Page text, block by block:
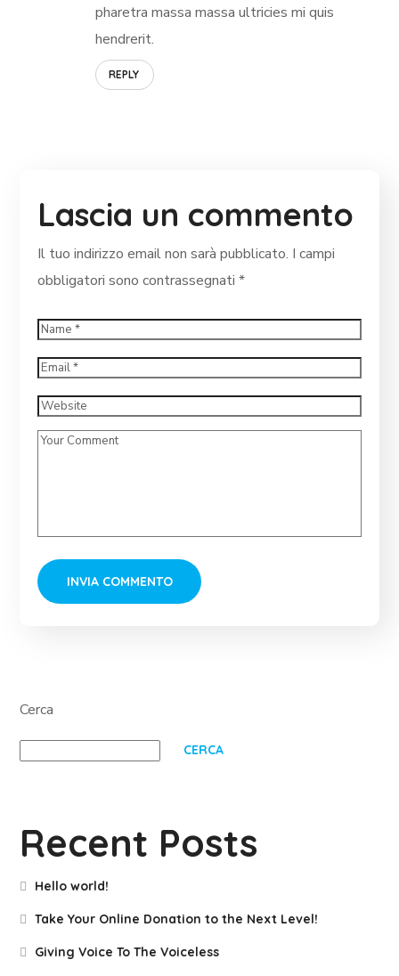
pharetra massa massa ultricies mi quis
hendrerit.
REPLY
Lascia un commento
Il tuo indirizzo email non sarà pubblicato. I campi
obbligatori sono contrassegnati*
Cerca
CERCA
Recent Posts
Hello world!
Take Your Online Donation to the Next Level!
Giving Voice To The Voiceless